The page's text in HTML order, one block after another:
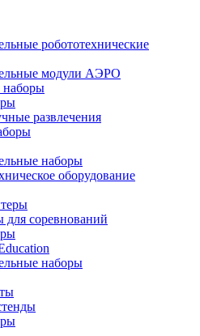
робототехнические
модули АЭРО
наборы
развлечения
наборы
оборудование
для соревнований
наборы